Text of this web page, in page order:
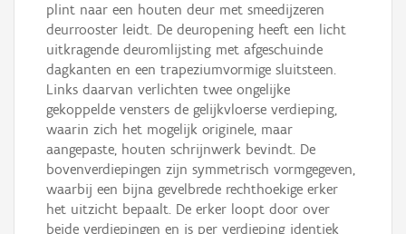
plint naar een houten deur met smeedijzeren
deurrooster leidt. De deuropening heeft een licht
uitkragende deuromlijsting met afgeschuinde
dagkanten en een trapeziumvormige sluitsteen.
Links daarvan verlichten twee ongelijke
gekoppelde vensters de gelijkvloerse verdieping,
waarin zich het mogelijk originele, maar
aangepaste, houten schrijnwerk bevindt. De
bovenverdiepingen zijn symmetrisch vormgegeven,
waarbij een bijna gevelbrede rechthoekige erker
het uitzicht bepaalt. De erker loopt door over
beide verdiepingen en is per verdieping identiek